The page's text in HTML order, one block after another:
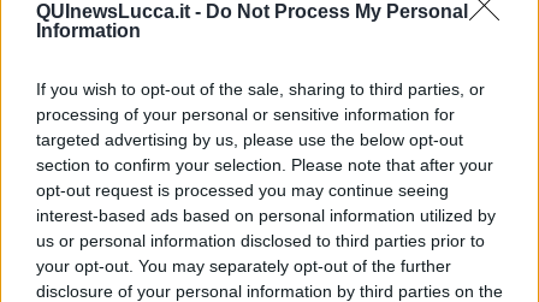
QUInewsLucca.it - Do Not Process My Personal
Information
If you wish to opt-out of the sale, sharing to third parties, or
processing of your personal or sensitive information for
targeted advertising by us, please use the below opt-out
section to confirm your selection. Please note that after your
opt-out request is processed you may continue seeing
interest-based ads based on personal information utilized by
us or personal information disclosed to third parties prior to
your opt-out. You may separately opt-out of the further
disclosure of your personal information by third parties on the
inutile, non hai trovato parole e non puoi tenerla abbracciata o dare
una carezza a Maya. Dopo poco è Giulia che richiama.
silenzio, con amore, durante la strada, e le ha evitato il dolore di
dire al veterinario cosa fare. Giulia l’ha fatta cremare, se la riporterà
a casa.
Lo so, potrà sembrare patetico, da deboli, ma queste quattro righe
sgangherate di ricordi sono il mio modo di salutare un’amica che ci
ha salutato ma rimarrà sempre con noi. Ciao fantastica bionda
pelosa, grazie di esserci stata.
Franco Bonciani